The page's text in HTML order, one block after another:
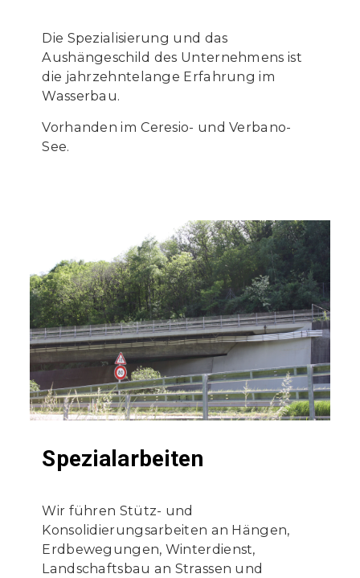
Die Spezialisierung und das
Aushängeschild des Unternehmens ist
die jahrzehntelange Erfahrung im
Wasserbau.
Vorhanden im Ceresio- und Verbano-
See.
Spezialarbeiten
Wir führen Stütz- und
Konsolidierungsarbeiten an Hängen,
Erdbewegungen, Winterdienst,
Landschaftsbau an Strassen und